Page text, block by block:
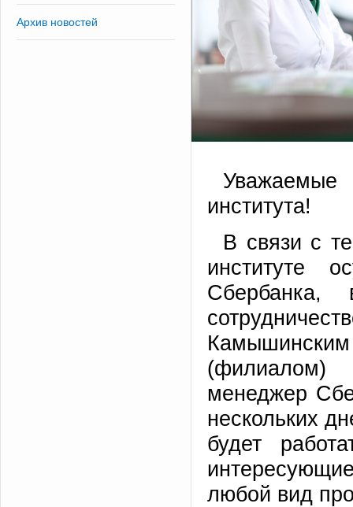
Архив новостей
Уважаемые
института!
В связи с
институте
Сбербанка,
(филиалом)
менеджер
нескольких
будет
любой вид